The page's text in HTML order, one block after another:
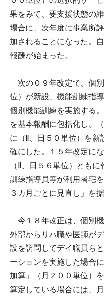
果をみて、要支援状態の
場合に、次年度に事業所
加されることになった。
報酬が始まった。
次の０９年改定で、個
位）が新設、機能訓練指
個別機能訓練を実施する
を基本報酬に包括化し、
に（Ⅱ、日５０単位）を新
確にした。１５年改定に
（Ⅱ、日５６単位）とも
訓練指導員等が利用者宅
３カ月ごとに見直し」を据
今１８年改正は、個別機
外部からリハ職や医師が
設を訪問してデイ職員ら
ーションを実施した場合
加算」（月２００単位）
算定している場合には、